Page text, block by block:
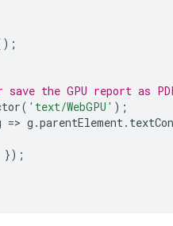
the GPU report as
( 'text/WebGPU' );
=> g .parentElement.
});